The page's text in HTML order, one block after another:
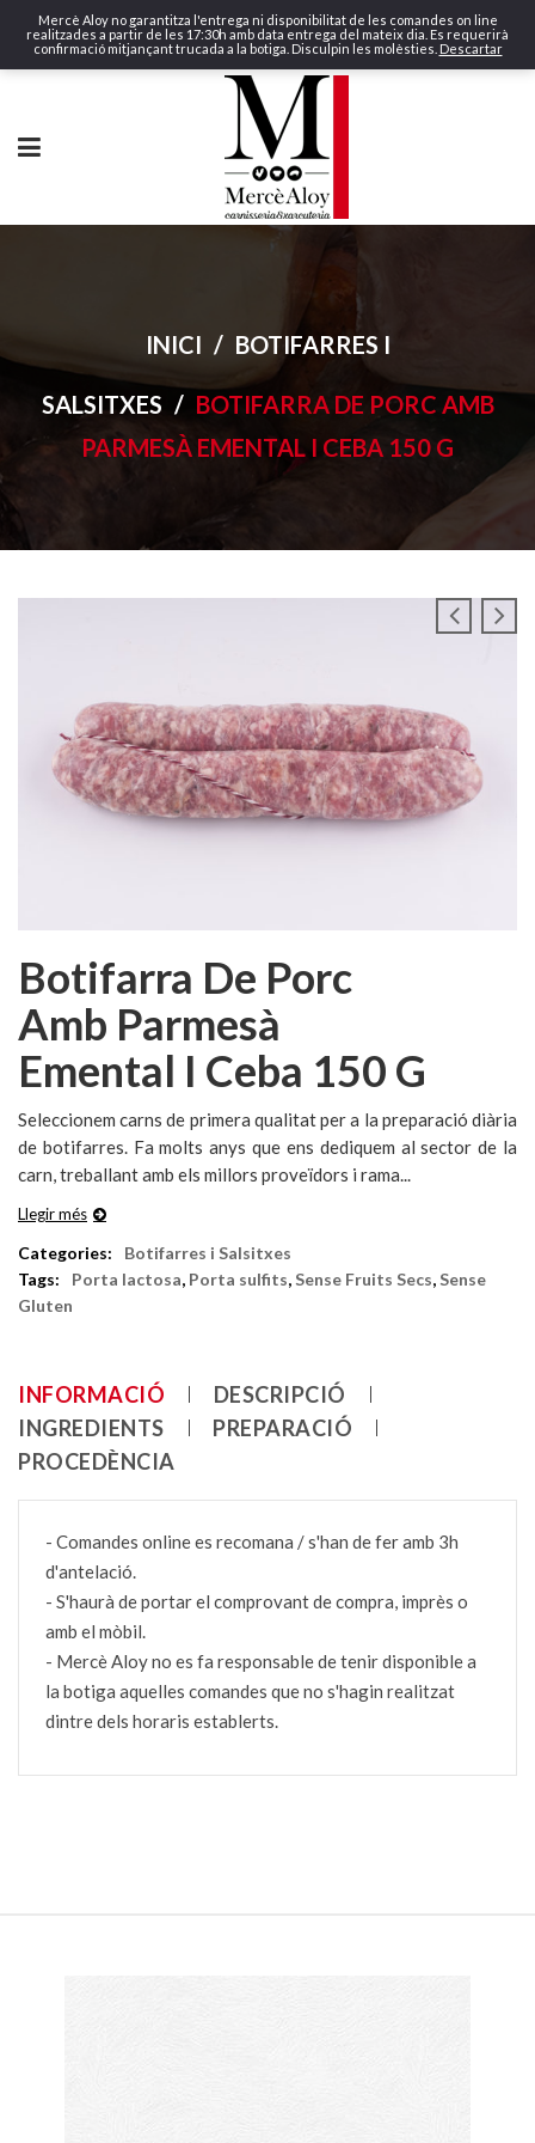
Mercè Aloy no garantitza l'entrega ni disponibilitat de les comandes on line
realitzades a partir de les 17:30h amb data entrega del mateix dia. Es requerirà
confirmació mitjançant trucada a la botiga. Disculpin les molèsties. Descartar
INICI / BOTIFARRES I
SALSITXES / BOTIFARRA DE PORC AMB
PARMESÀ EMENTAL I CEBA 150 G
Botifarra De Porc
Amb Parmesà
Emental I Ceba 150 G
Seleccionem carns de primera qualitat per a la preparació diària
de botifarres. Fa molts anys que ens dediquem al sector de la
carn, treballant amb els millors proveïdors i rama...
Llegir més
Categories:
Botifarres i Salsitxes
Tags:
Porta lactosa, Porta sulfits,Sense Fruits Secs,Sense
Gluten
INFORMACIÓ
DESCRIPCIÓ
INGREDIENTS
PREPARACIÓ
PROCEDÈNCIA
- Comandes online es recomana / s'han de fer amb 3h
d'antelació.
- S'haurà de portar el comprovant de compra, imprès o
amb el mòbil.
- Mercè Aloy no es fa responsable de tenir disponible a
la botiga aquelles comandes que no s'hagin realitzat
dintre dels horaris establerts.